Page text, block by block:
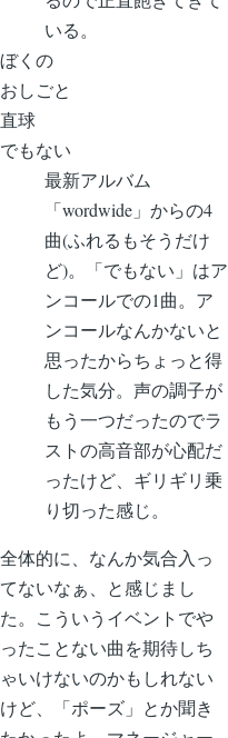
いる。
ぼくの
おしごと
直球
でもない
最新アルバム
「wordwide」からの4
曲(ふれるもそうだけ
ど)。「でもない」はア
ンコールでの1曲。ア
ンコールなんかないと
思ったからちょっと得
した気分。声の調子が
もう一つだったのでラ
ストの高音部が心配だ
ったけど、ギリギリ乗
り切った感じ。
全体的に、なんか気合入っ
てないなぁ、と感じまし
た。こういうイベントでや
ったことない曲を期待しち
ゃいけないのかもしれない
けど、「ポーズ」とか聞き